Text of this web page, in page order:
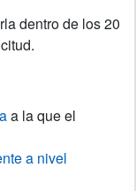
dentro de los 20
a la que el
a nivel